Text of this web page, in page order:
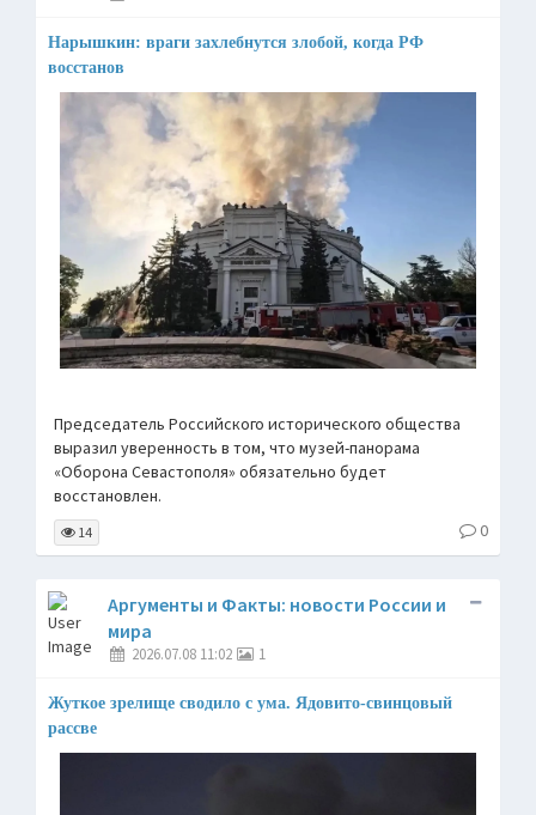
Нарышкин: враги захлебнутся злобой, когда РФ
восстанов
Председатель Российского исторического общества
выразил уверенность в том, что музей-панорама
«Оборона Севастополя» обязательно будет
восстановлен.
14 0
Аргументы и Факты: новости России и
мира
2026.07.08 11:02 1
Жуткое зрелище сводило с ума. Ядовито-свинцовый
рассве